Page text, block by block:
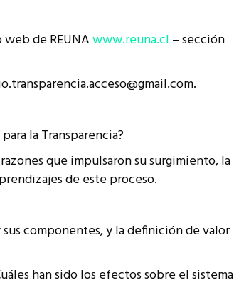
de REUNAwww.reuna.cl – sección
la Transparencia?
que impulsaron su surgimiento, la
de este proceso.
componentes, y la definición de valor
han sido los efectos sobre el sistema